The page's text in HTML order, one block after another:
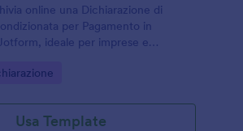
online una Dichiarazione di
per Pagamento in
ideale per imprese e
la raccolta dati e l’invio del
Usa Template